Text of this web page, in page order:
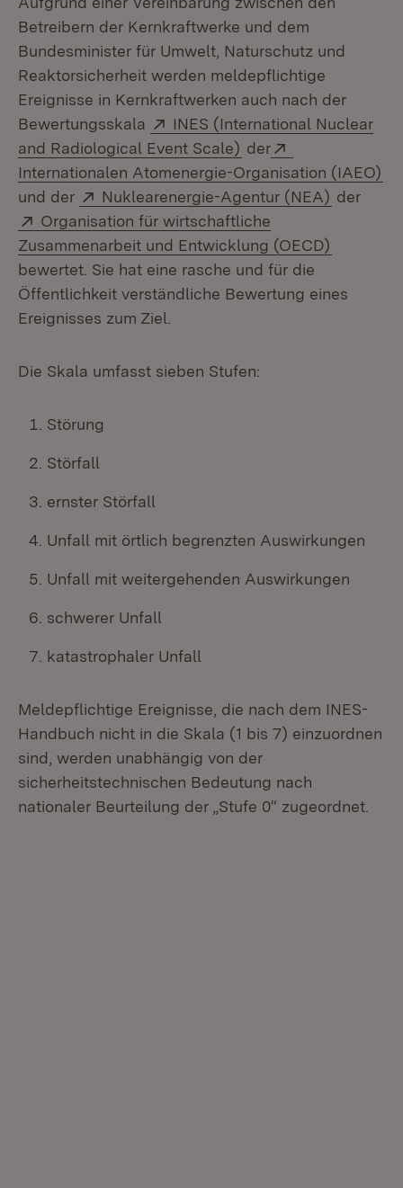
Betreibern der Kernkraftwerke und dem
Bundesminister für Umwelt, Naturschutz und
Reaktorsicherheit werden meldepflichtige
Ereignisse in Kernkraftwerken auch nach der
Bewertungsskala
Extern:
INES (International Nuclear
and Radiological Event Scale) (Öffnet in neuem
der
Internationalen Atomenergie-Organisation (IAEO)
und der
Extern:
Nuklearenergie-Agentur (NEA) (Öffnet
der
Extern:
Organisation für wirtschaftliche
Zusammenarbeit und Entwicklung (OECD)
bewertet. Sie hat eine rasche und für die
Öffentlichkeit verständliche Bewertung eines
Ereignisses zum Ziel.
Die Skala umfasst sieben Stufen:
Störung
Störfall
ernster Störfall
Unfall mit örtlich begrenzten Auswirkungen
Unfall mit weitergehenden Auswirkungen
schwerer Unfall
katastrophaler Unfall
Meldepflichtige Ereignisse, die nach dem INES-
Handbuch nicht in die Skala (1 bis 7) einzuordnen
sind, werden unabhängig von der
sicherheitstechnischen Bedeutung nach
nationaler Beurteilung der „Stufe 0“ zugeordnet.